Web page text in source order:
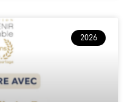
2026